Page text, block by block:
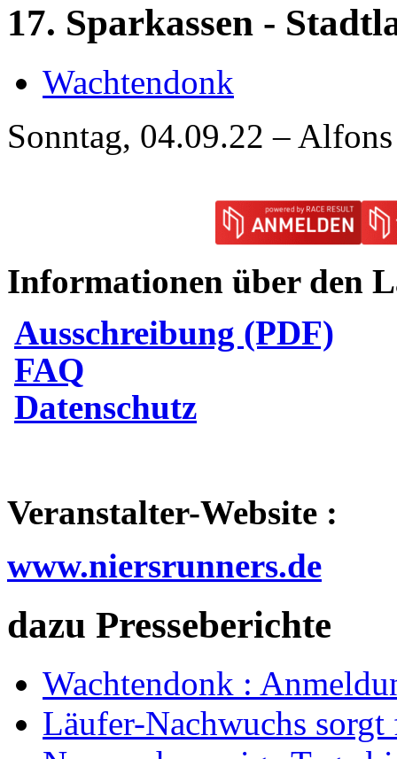
17. Sparkassen -
Wachtendonk
Sonntag, 04.09.22 –
Informationen über den
Ausschreibung (PDF)
FAQ
Datenschutz
Veranstalter-Website :
www.niersrunners.de
dazu Presseberichte
Wachtendonk :
Läufer-Nachwuchs